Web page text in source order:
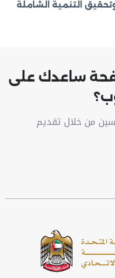
التنمية الشاملة
ساعدك على
من خلال تقديم